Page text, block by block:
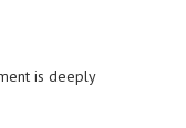
is deeply